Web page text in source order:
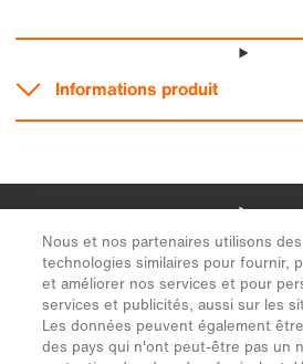
Nous et nos partenaires utilisons
technologies similaires pour fournir,
et améliorer nos services et pour
services et publicités, aussi sur les
Les données peuvent également
des pays qui n'ont peut-être pas un